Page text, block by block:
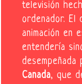
televisión
ordenador. El
animación en
entendería
Canada, que